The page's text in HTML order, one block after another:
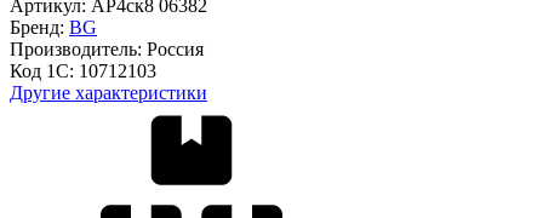
Артикул: АР4ск8 06382
Бренд: BG
Производитель: Россия
Код 1С: 10712103
Другие характеристики